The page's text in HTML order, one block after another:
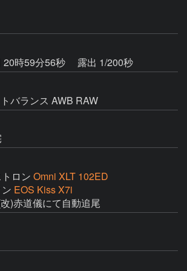
20時59分56秒
露出 1/200秒
バランス AWB RAW
ロン Omni XLT 102ED
EOS Kiss X7i
)赤道儀にて自動追尾